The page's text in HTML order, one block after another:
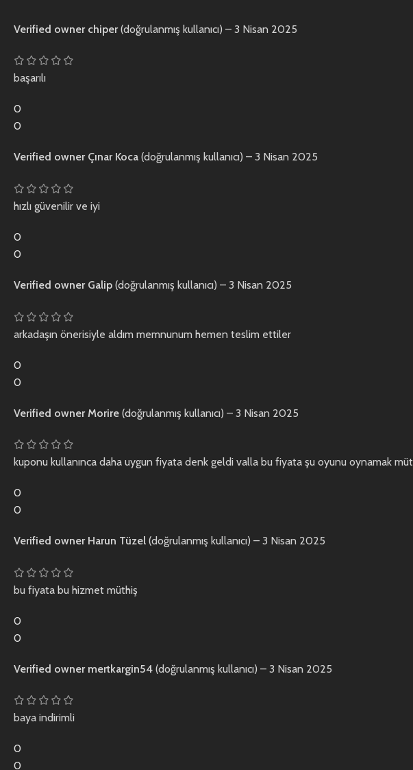
Verified owner chiper(doğrulanmış kullanıcı) – 3 Nisan 2025
başarılı
0
0
Verified owner Çınar Koca (doğrulanmış kullanıcı) – 3 Nisan 2025
hızlı güvenilir ve iyi
0
0
Verified owner Galip (doğrulanmış kullanıcı) – 3 Nisan 2025
arkadaşın önerisiyle aldım memnunum hemen teslim ettiler
0
0
Verified owner Morire (doğrulanmış kullanıcı) – 3 Nisan 2025
kuponu kullanınca daha uygun fiyata denk geldi valla bu fiyata şu oyunu oynamak
0
0
Verified owner Harun Tüzel (doğrulanmış kullanıcı) – 3 Nisan 2025
bu fiyata bu hizmet müthiş
0
0
Verified owner mertkargin54 (doğrulanmış kullanıcı) – 3 Nisan 2025
baya indirimli
0
0